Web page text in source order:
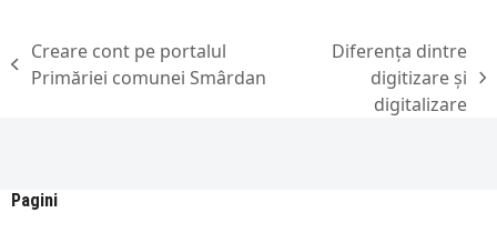
previous
Creare cont pe portalul
Primăriei comunei Smârdan
Diferența dintre
digitizare și
digitalizare
Pagini